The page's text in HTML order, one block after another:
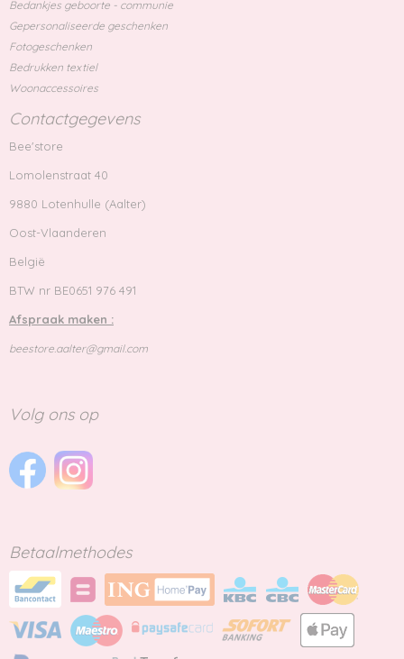
Bedankjes geboorte - communie
Gepersonaliseerde geschenken
Fotogeschenken
Bedrukken textiel
Woonaccessoires
Contactgegevens
Bee'store
Lomolenstraat 40
9880 Lotenhulle (Aalter)
Oost-Vlaanderen
België
BTW nr BE0651 976 491
Afspraak maken :
beestore.aalter@gmail.com
Volg ons op
Betaalmethodes